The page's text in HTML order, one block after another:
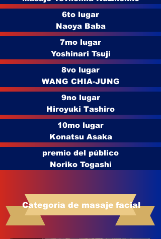
6to lugar
Naoya Baba
7mo lugar
Yoshinari Tsuji
8vo lugar
WANG CHIA-JUNG
9no lugar
Hiroyuki Tashiro
10mo lugar
Konatsu Asaka
premio del público
Noriko Togashi
Categoría de masaje facial